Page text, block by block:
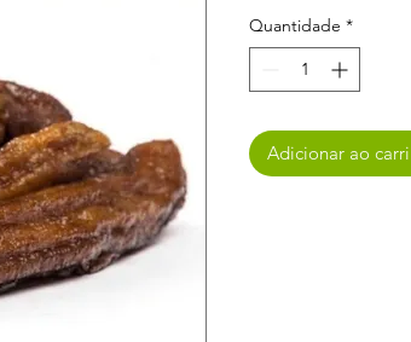
Quantidade *
Adicionar ao